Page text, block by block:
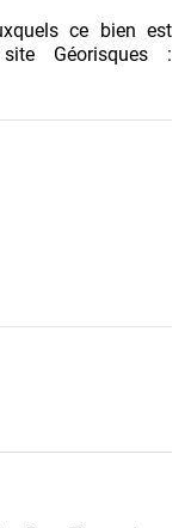
ce bien est
Géorisques :